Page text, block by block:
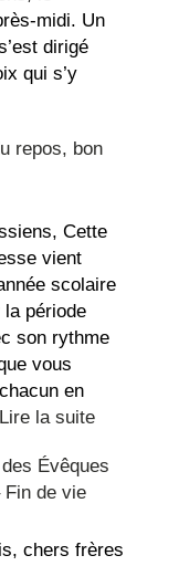
midi. Un
dirigé
qui s’y
repos, bon
Cette
vient
scolaire
la période
son rythme
vous
en
Lire la suite:
recette
bon
Évêques
Fin de vie
chers frères